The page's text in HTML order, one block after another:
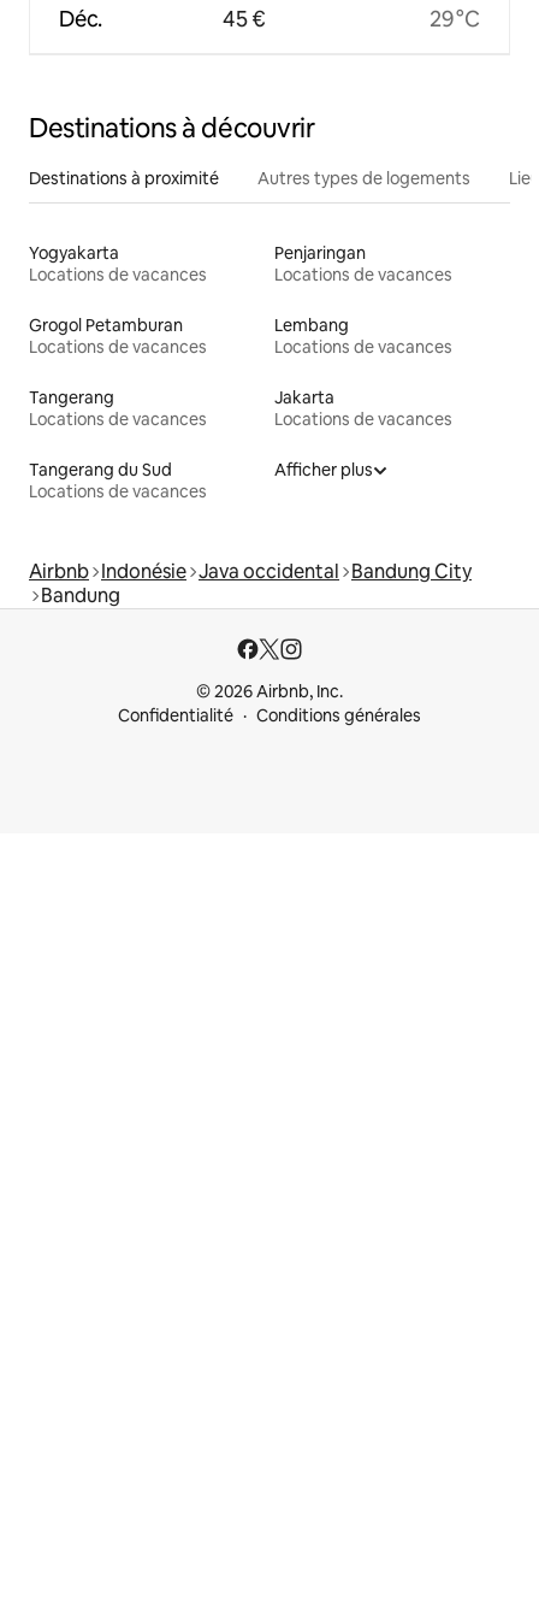
Déc. 45 € 29 °C
Destinations à découvrir
Destinations à proximité Autres types de logements
Yogyakarta
Locations de vacances
Penjaringan
Locations de vacances
Grogol Petamburan
Locations de vacances
Lembang
Locations de vacances
Tangerang
Locations de vacances
Jakarta
Locations de vacances
Tangerang du Sud
Locations de vacances
Afficher plus
Airbnb Indonésie Java occidental Bandung City
Bandung
© 2026 Airbnb, Inc.
Confidentialité
Conditions générales